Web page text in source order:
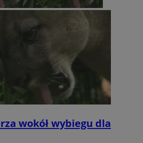
wokół wybiegu dla